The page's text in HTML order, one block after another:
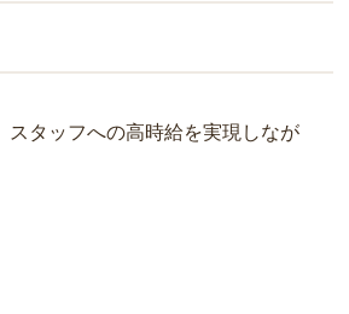
タッフへの高時給を実現しなが